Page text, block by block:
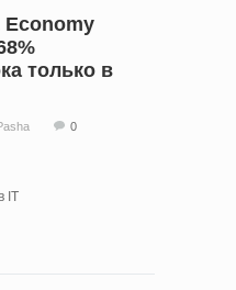
Economy
только в
0
IT